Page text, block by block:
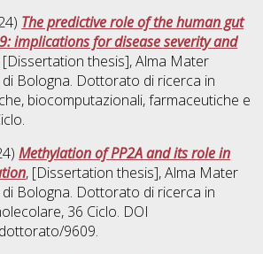
The predictive role of the human gut
implications for disease severity and
[Dissertation thesis], Alma Mater
Bologna. Dottorato di ricerca in
biocomputazionali, farmaceutiche e
Methylation of PP2A and its role in
, [Dissertation thesis], Alma Mater
Bologna. Dottorato di ricerca in
, 36 Ciclo. DOI
9609.